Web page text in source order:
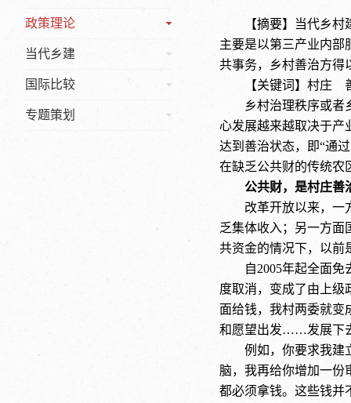
政策理论
当代乡建
国际比较
专题策划
【摘要】当代乡
主要是以第三产业内部
共事务，乡村善治方得
【关键词】村庄
乡村治理秩序或者
心发展越来越取决于产
达到善治状态，即“通
在缺乏公共财的传统农
公共财，是村庄善
改革开放以来，一
乏集体收入；另一方面
共资金的情况下，以前
自2005年起全面
度取消，变成了由上级
面给钱，我村两委就变
和愿望出发……发展下
例如，你要求我建
脑，我再给你增加一份
都必须拿钱。这些钱并